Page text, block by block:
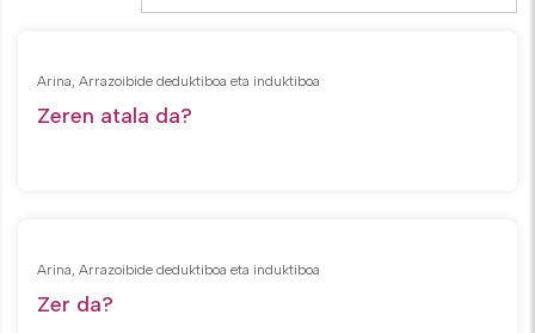
Arina, Arrazoibide deduktiboa eta induktiboa
Zeren atala da?
Arina, Arrazoibide deduktiboa eta induktiboa
Zer da?